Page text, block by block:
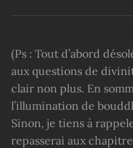
(Ps : Tout d’abord
aux questions de
clair non plus. En
l’illumination de
Sinon, je tiens à
repasserai aux